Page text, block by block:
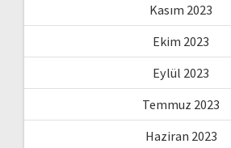
Kasım 2023
Ekim 2023
Eylül 2023
Temmuz 2023
Haziran 2023